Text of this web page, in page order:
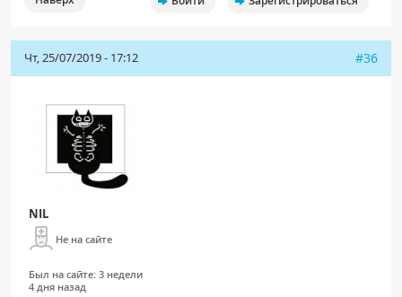
Чт, 25/07/2019 - 17:12 #36
NIL
Не на сайте
Был на сайте: 3 недели
4 дня назад